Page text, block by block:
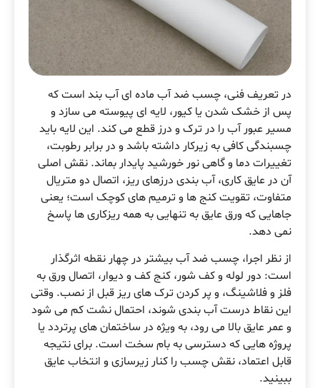
در تعریف فنی، چسب ضد آب ماده ای آب بند است که
پس از خشک شدن یا کیور، لایه ای پیوسته می سازد و
مسیر عبور آب را در ترک و درز قطع می کند. این لایه باید
چسبندگی کافی به زیرکار داشته باشد و در برابر رطوبت،
تغییرات دما و گاهی نور خورشید پایدار بماند. نقش اصلی
آن در عایق کاری، آب بندی درزهای ریز، اتصال دو متریال
متفاوت، تقویت کنج ها و ترمیم های کوچک است؛ یعنی
جاهایی که ورق عایق به تنهایی به همه ریزکاری ها پاسخ
نمی دهد.
از نظر اجرا، چسب ضد آب بیشتر در چهار نقطه اثرگذار
است: دور لوله و کف شور، کنج کف و دیوار، اتصال ورق به
فلز و فلاشینگ، و پر کردن ترک های ریز قبل از نصب. وقتی
این نقاط درست آب بندی شوند، احتمال نشت کم می شود
و عمر عایق بالا می رود، به ویژه در ساختمان های پرتردد یا
پروژه هایی که دسترسی به بام سخت است. برای نتیجه
قابل اعتماد، نقش چسب را کنار زیرسازی و انتخاب عایق
ببینید.